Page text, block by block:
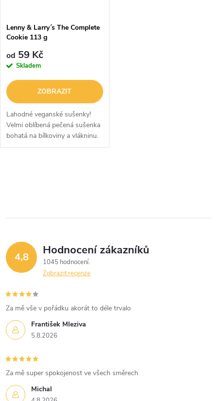
Lenny & Larry´s The Complete
Cookie 113 g
od 59 Kč
Skladem
ZOBRAZIT
Lahodné veganské sušenky!
Velmi oblíbená pečená sušenka
bohatá na bílkoviny a vlákninu.
l
d
a
c
í
p
r
v
k
4,8 Hodnocení zákazníků
1045 hodnocení
Zobrazit recenze
František Mleziva
5.8.2026
Za mě vše v pořádku akorát to déle trvalo
Michal
Za mě super spokojenost ve všech směrech